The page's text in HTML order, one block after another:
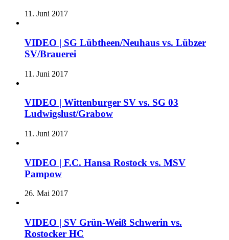
11. Juni 2017
VIDEO | SG Lübtheen/Neuhaus vs. Lübzer
SV/Brauerei
11. Juni 2017
VIDEO | Wittenburger SV vs. SG 03
Ludwigslust/Grabow
11. Juni 2017
VIDEO | F.C. Hansa Rostock vs. MSV
Pampow
26. Mai 2017
VIDEO | SV Grün-Weiß Schwerin vs.
Rostocker HC